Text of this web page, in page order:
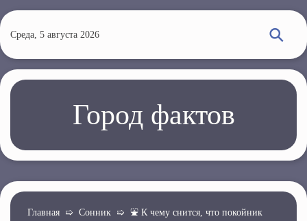
е
р
й
о
н
Среда, 5 августа 2026
Город фактов
Главная ➯ Сонник ➯ ⛲️ К чему снится, что покойник